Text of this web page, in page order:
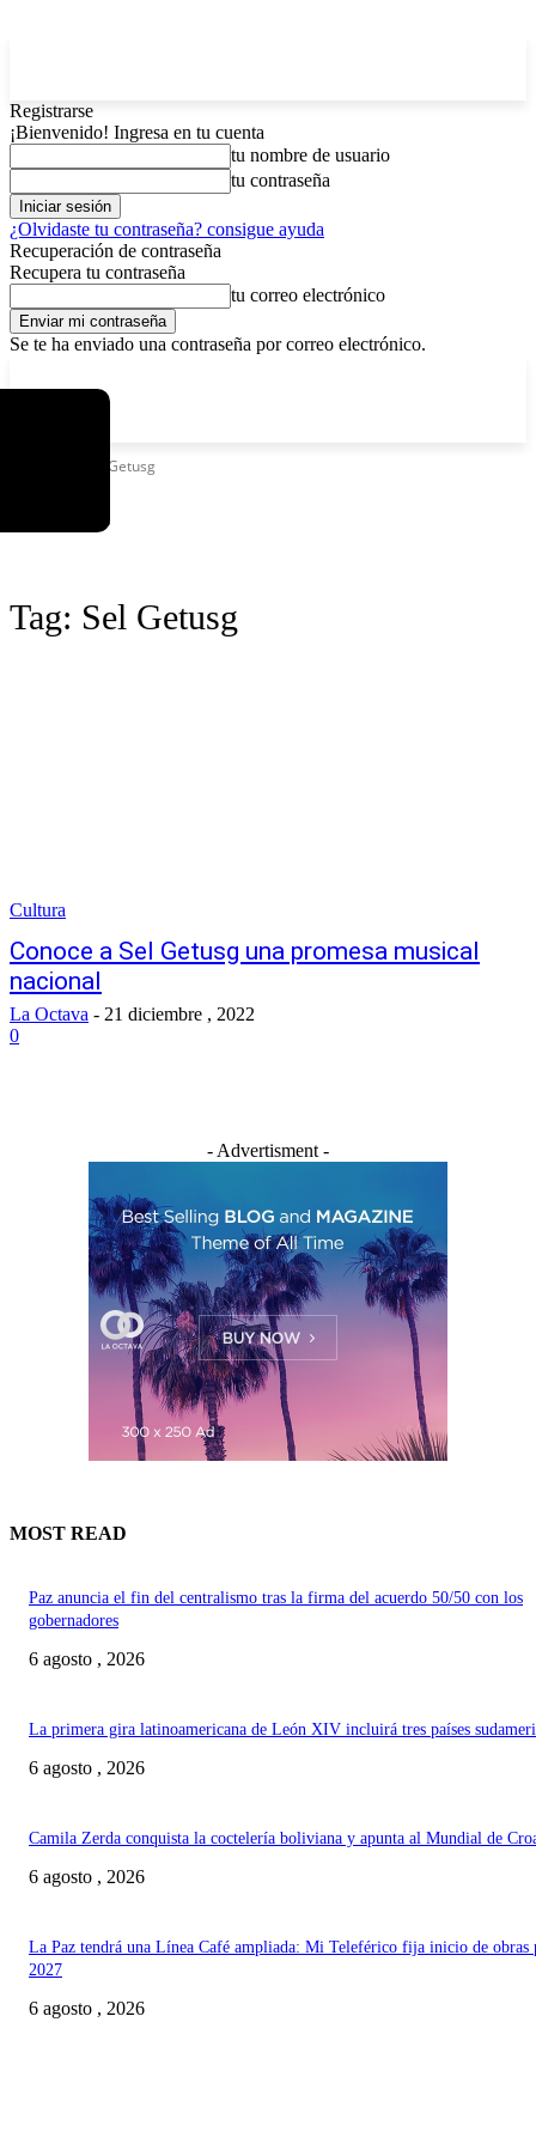
Registrarse
¡Bienvenido! Ingresa en tu cuenta
tu nombre de usuario
tu contraseña
¿Olvidaste tu contraseña? consigue ayuda
Recuperación de contraseña
Recupera tu contraseña
tu correo electrónico
Se te ha enviado una contraseña por correo electrónico.
Sel Getusg
Tag: Sel Getusg
Cultura
Conoce a Sel Getusg una promesa musical
nacional
La Octava - 21 diciembre , 2022
0
- Advertisment -
MOST READ
Paz anuncia el fin del centralismo tras la firma del acuerdo 50/50 con los
gobernadores
6 agosto , 2026
La primera gira latinoamericana de León XIV incluirá tres países
6 agosto , 2026
Camila Zerda conquista la coctelería boliviana y apunta al Mundial de
6 agosto , 2026
La Paz tendrá una Línea Café ampliada: Mi Teleférico fija inicio de obras
2027
6 agosto , 2026